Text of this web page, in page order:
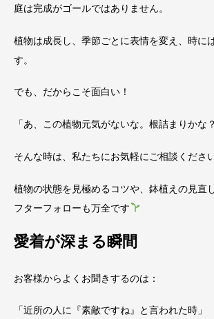
庭は完成がゴールではありません。
植物は成長し、季節ごとに表情を変え、時に
す。
でも、だからこそ面白い！
「あ、この植物元気がないな。根詰まりかな？
そんな時は、私たちにお気軽にご相談くださ
植物の状態を見極めるコツや、鉢植えの見直
フターフォローも万全です
愛着が深まる瞬間
お客様からよくお聞きするのは：
「近所の人に『素敵ですね』と言われた時」